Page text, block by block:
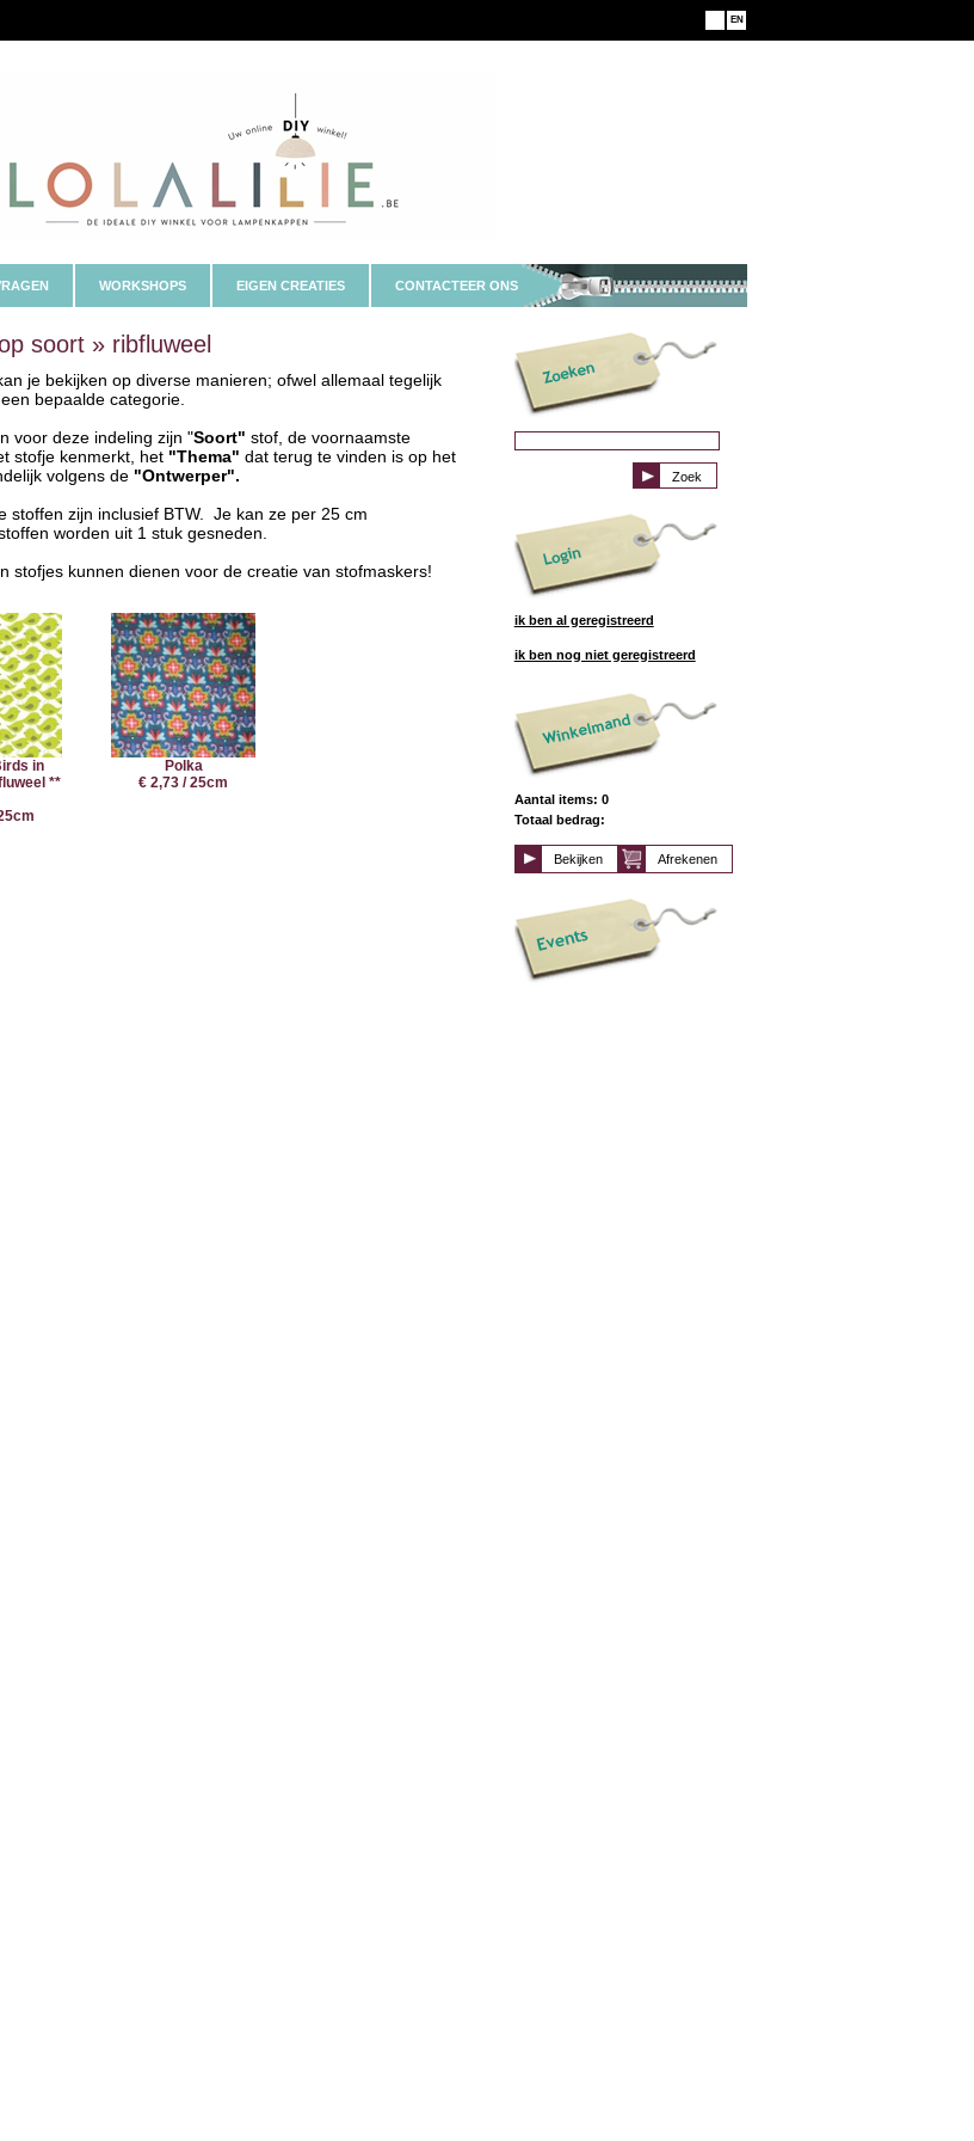
EN
WORKSHOPS EIGEN CREATIES CONTACTEER ONS
soort » ribfluweel
je bekijken op diverse manieren; ofwel allemaal tegelijk
bepaalde categorie.
voor deze indeling zijn "Soort" stof, de voornaamste
stofje kenmerkt, het "Thema" dat terug te vinden is op het
volgens de "Ontwerper".
stoffen zijn inclusief BTW. Je kan ze per 25 cm
worden uit 1 stuk gesneden.
stofjes kunnen dienen voor de creatie van stofmaskers!
in
**
Polka
€ 2,73 / 25cm
ik ben al geregistreerd
ik ben nog niet geregistreerd
Aantal items: 0
Totaal bedrag:
Afrekenen
Bekijken